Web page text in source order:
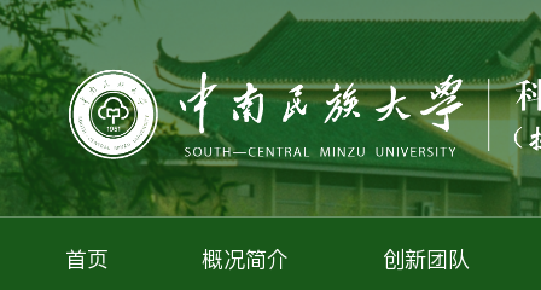
首页 概况简介 创新团队